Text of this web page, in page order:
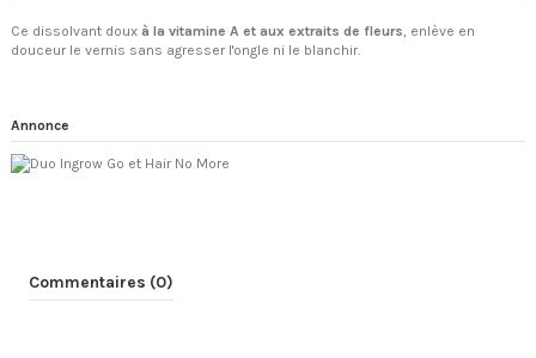
Ce dissolvant doux à la vitamine A et aux extraits de fleurs , enlève en
douceur le vernis sans agresser l'ongle ni le blanchir.
Annonce
Commentaires (0)